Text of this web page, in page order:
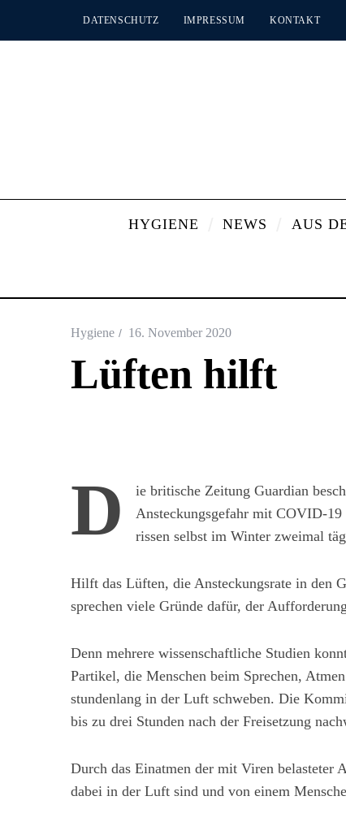
DATENSCHUTZ IMPRESSUM KONTAKT
HYGIENE NEWS AUS
Hygiene 16. November 2020
Lüften hilft
D
ie britische Zeitung Guardian
Ansteckungsgefahr mit COVID-19
rissen selbst im Winter zweimal
Hilft das Lüften, die Ansteckungsrate in den
sprechen viele Gründe dafür, der
Denn mehrere wissenschaftliche Studien
Partikel, die Menschen beim Sprechen,
stundenlang in der Luft schweben. Die
bis zu drei Stunden nach der Freisetzung
Durch das Einatmen der mit Viren belasteter
dabei in der Luft sind und von einem